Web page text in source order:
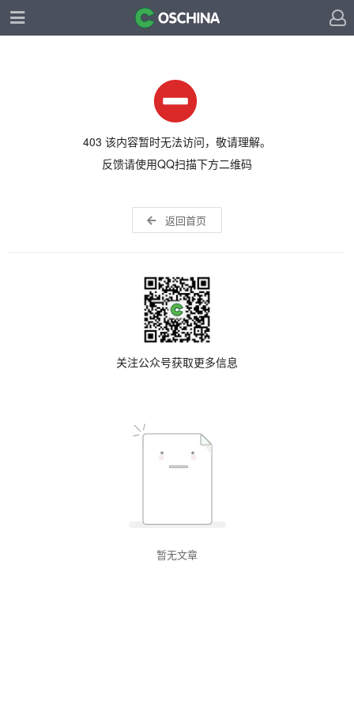
403 该内容暂时无法访问，敬请理解。
反馈请使用QQ扫描下方二维码
返回首页
关注公众号获取更多信息
暂无文章